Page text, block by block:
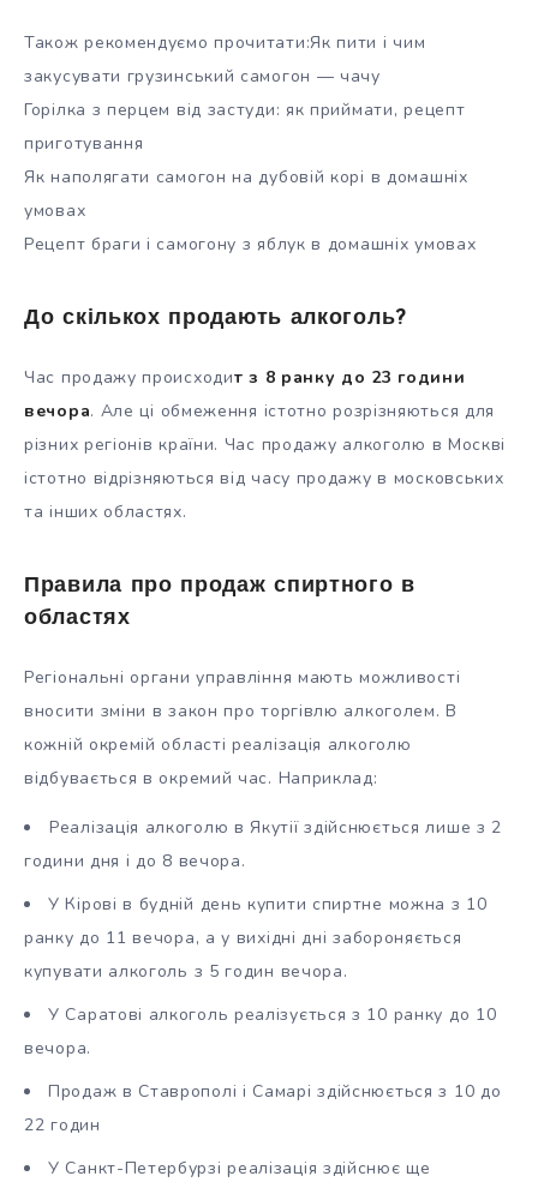
Також рекомендуємо прочитати:Як пити і чим
закусувати грузинський самогон — чачу
Горілка з перцем від застуди: як приймати, рецепт
приготування
Як наполягати самогон на дубовій корі в домашніх
умовах
Рецепт браги і самогону з яблук в домашніх умовах
До скількох продають алкоголь?
Час продажу происходит з 8 ранку до 23 години
вечора. Але ці обмеження істотно розрізняються для
різних регіонів країни. Час продажу алкоголю в Москві
істотно відрізняються від часу продажу в московських
та інших областях.
Правила про продаж спиртного в
областях
Регіональні органи управління мають можливості
вносити зміни в закон про торгівлю алкоголем. В
кожній окремій області реалізація алкоголю
відбувається в окремий час. Наприклад:
Реалізація алкоголю в Якутії здійснюється лише з 2
години дня і до 8 вечора.
У Кірові в будній день купити спиртне можна з 10
ранку до 11 вечора, а у вихідні дні забороняється
купувати алкоголь з 5 годин вечора.
У Саратові алкоголь реалізується з 10 ранку до 10
вечора.
Продаж в Ставрополі і Самарі здійснюється з 10 до
22 годин
У Санкт-Петербурзі реалізація здійснює ще